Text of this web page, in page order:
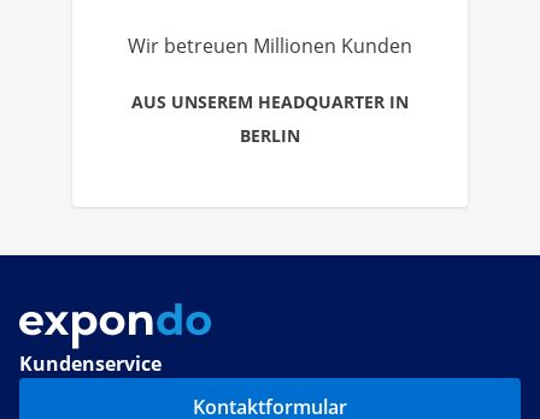
Wir betreuen Millionen Kunden
AUS UNSEREM HEADQUARTER IN
BERLIN
Kundenservice
Kontaktformular